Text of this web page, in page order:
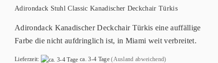
Adirondack Stuhl Classic Kanadischer Deckchair Türkis
Adirondack Kanadischer Deckchair Türkis eine auffällige
Farbe die nicht aufdringlich ist, in Miami weit verbreitet.
Lieferzeit: ca. 3-4 Tage (Ausland abweichend)